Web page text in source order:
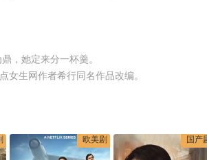
，她定来分一杯羹。
女生网作者希行同名作品改编。
欧美剧 国产